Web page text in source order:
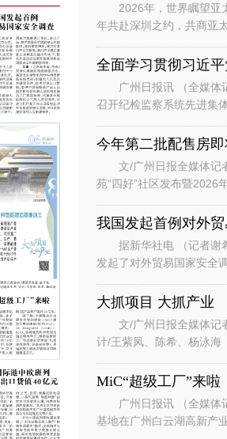
2026年，世界瞩望亚太经合
年共赴深圳之约，共商亚太发展大计
广州日报讯 （全媒体记
召开纪检监察系统先进集
今年第二批配售房
文/广州日报全媒体记
苑“四好”社区发布暨2026
我国发起首例对外
据新华社电 （记者谢希
发起了对外贸易国家安全
大抓项目 大抓产业
文/广州日报全媒体记
计/王紫凤、陈希、杨泳海
MiC“超级工厂”来啦
广州日报讯 （全媒体记
基地在广州白云湖高新